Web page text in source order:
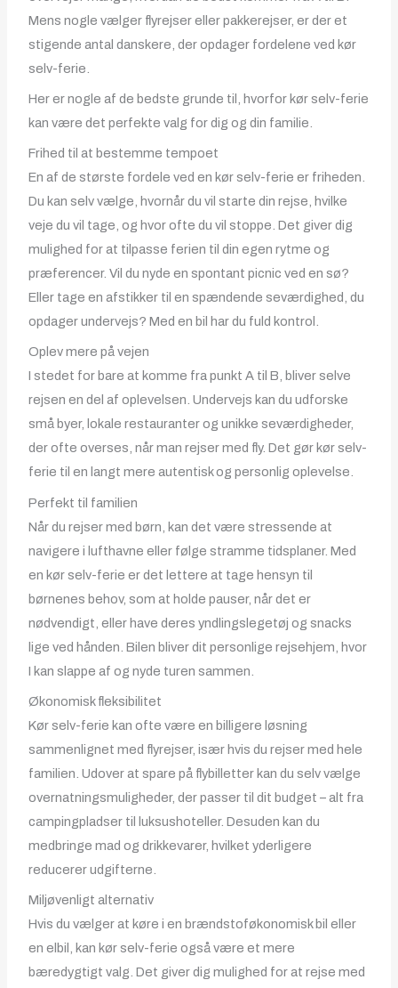
Mens nogle vælger flyrejser eller pakkerejser, er der et
stigende antal danskere, der opdager fordelene ved kør
selv-ferie.
Her er nogle af de bedste grunde til, hvorfor kør selv-ferie
kan være det perfekte valg for dig og din familie.
Frihed til at bestemme tempoet
En af de største fordele ved en kør selv-ferie er friheden.
Du kan selv vælge, hvornår du vil starte din rejse, hvilke
veje du vil tage, og hvor ofte du vil stoppe. Det giver dig
mulighed for at tilpasse ferien til din egen rytme og
præferencer. Vil du nyde en spontant picnic ved en sø?
Eller tage en afstikker til en spændende seværdighed, du
opdager undervejs? Med en bil har du fuld kontrol.
Oplev mere på vejen
I stedet for bare at komme fra punkt A til B, bliver selve
rejsen en del af oplevelsen. Undervejs kan du udforske
små byer, lokale restauranter og unikke seværdigheder,
der ofte overses, når man rejser med fly. Det gør kør selv-
ferie til en langt mere autentisk og personlig oplevelse.
Perfekt til familien
Når du rejser med børn, kan det være stressende at
navigere i lufthavne eller følge stramme tidsplaner. Med
en kør selv-ferie er det lettere at tage hensyn til
børnenes behov, som at holde pauser, når det er
nødvendigt, eller have deres yndlingslegetøj og snacks
lige ved hånden. Bilen bliver dit personlige rejsehjem, hvor
I kan slappe af og nyde turen sammen.
Økonomisk fleksibilitet
Kør selv-ferie kan ofte være en billigere løsning
sammenlignet med flyrejser, især hvis du rejser med hele
familien. Udover at spare på flybilletter kan du selv vælge
overnatningsmuligheder, der passer til dit budget – alt fra
campingpladser til luksushoteller. Desuden kan du
medbringe mad og drikkevarer, hvilket yderligere
reducerer udgifterne.
Miljøvenligt alternativ
Hvis du vælger at køre i en brændstoføkonomisk bil eller
en elbil, kan kør selv-ferie også være et mere
bæredygtigt valg. Det giver dig mulighed for at rejse med